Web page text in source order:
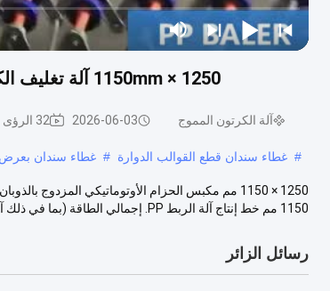
1250 × 1150mm آلة تغليف الكرتون ذات الحزام المزدوج المزدوج الساخن PP لتعبئة الكرتون
آلة الكرتون المموج 2026-06-03 32 الرؤى
# غطاء سندان قطع القوالب الدوارة # غطاء سندان بعرض 500 مم
1150 مم خط إنتاج آلة الربط PP. إجمالي الطاقة (بما في ذلك آلة التوجي...
رسائل الزائر